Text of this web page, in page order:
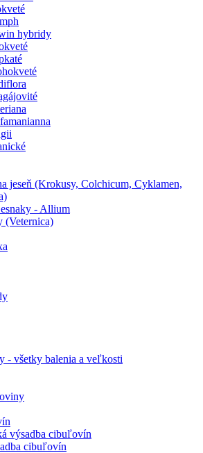
hybridy
jeseň (Krokusy, Colchicum, Cyklamen,
- Allium
(Veternica)
- všetky balenia a veľkosti
výsadba cibuľovín
cibuľovín